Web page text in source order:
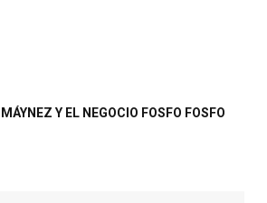
Y EL NEGOCIO FOSFO FOSFO